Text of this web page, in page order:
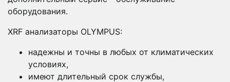
оборудования.
XRF анализаторы OLYMPUS:
надежны и точны в любых от климатических
условиях,
имеют длительный срок службы,